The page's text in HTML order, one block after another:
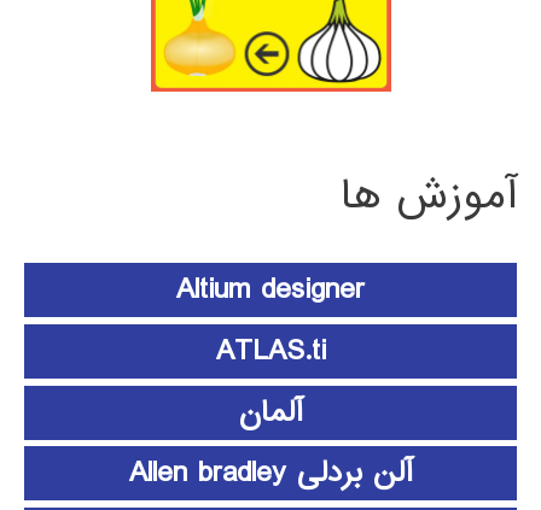
آموزش ها
Altium designer
ATLAS.ti
آلمان
آلن بردلی Allen bradley